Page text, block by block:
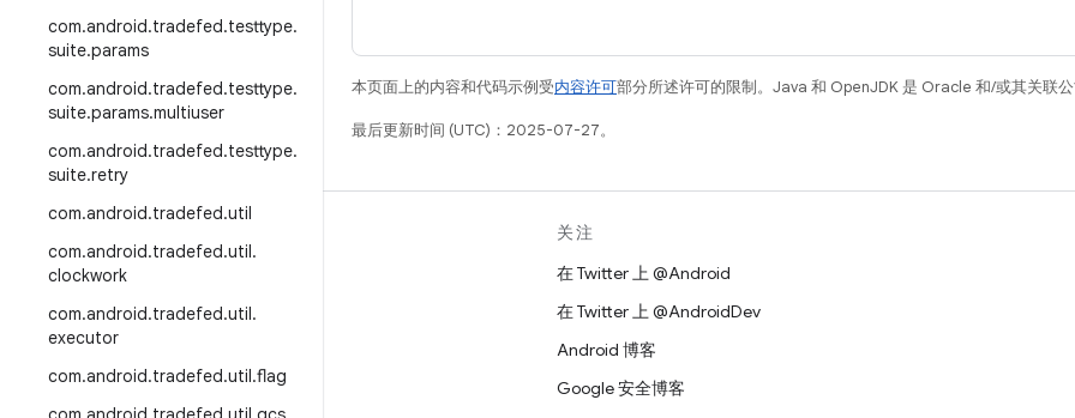
com.android.tradefed.testtype.
suite.params
com.android.tradefed.testtype.
suite.params.multiuser
com.android.tradefed.testtype.
suite.retry
com.android.tradefed.util
com.android.tradefed.util.
clockwork
com.android.tradefed.util.
executor
com.android.tradefed.util.flag
本页面上的内容和代码示例受内容许可部分所述许可的限制。Java 和 OpenJDK 是 Oracle 和/或其关联
最后更新时间 (UTC)：2025-07-27。
Android 代码库
要求
下载
预览二进制文件
关注
在 Twitter 上 @Android
在 Twitter 上 @AndroidDev
Android 博客
Google 安全博客